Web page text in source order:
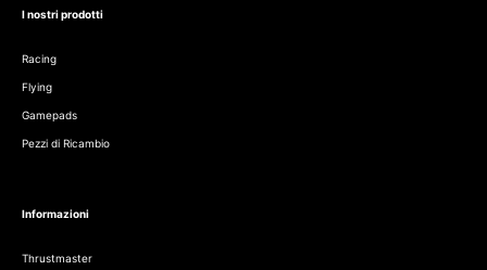
I nostri prodotti
Racing
Flying
Gamepads
Pezzi di Ricambio
Informazioni
Thrustmaster